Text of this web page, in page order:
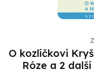
O kozlíčkovi
Róze a 2